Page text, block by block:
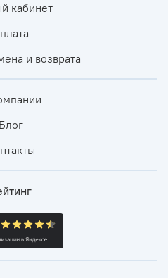
кабинет
и возврата
Блог